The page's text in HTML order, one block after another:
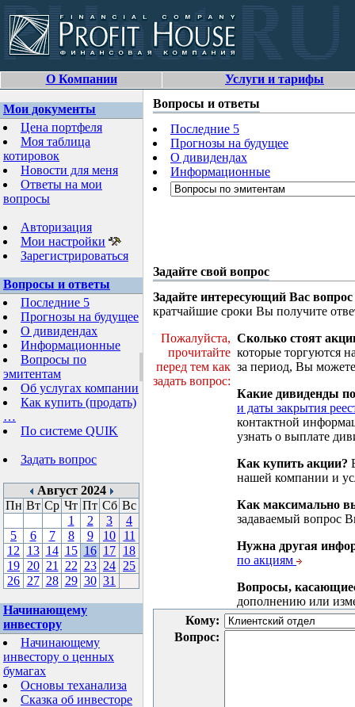
О Компании Услуги и тарифы
Мои документы
Цена портфеля
Моя таблица
котировок
Новости для меня
Ответы на мои
вопросы
Авторизация
Мои настройки
Зарегистрироваться
Вопросы и ответы
Последние 5
Прогнозы на будущее
О дивидендах
Информационные
Вопросы по
эмитентам
Об услугах компании
Как купить (продать)
…
По системе QUIK
Задать вопрос
Август 2024
Пн Вт Ср Чт Пт Сб Вс
1
2 3
4
5
6 7 8 9 10
11
12
13 14 15 16 17 18
19 20 21 22 23 24 25
26 27 28 29 30 31
Начинающему
инвестору
Начинающему
инвестору о ценных
бумагах
Основы теханализа
Сказка об инвесторе
Вопросы и ответы
Последние 5
Прогнозы на будущее
О дивидендах
Информационные
Задайте свой вопрос
Задайте интересующий Вас вопрос
кратчайшие сроки Вы получите
Пожалуйста,
прочитайте
перед тем как
задать вопрос:
Сколько стоят
которые торгуются
за период, Вы
Какие дивиденды
и даты закрытия
контактной
узнать о выплате
Как купить акции?
нашей компании и
Как максимально
задаваемый вопрос
Нужна другая
по акциям
Вопросы,
дополнению или
Кому:
Вопрос: